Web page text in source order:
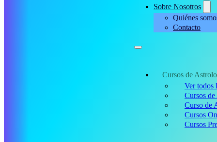
Sobre Nosotros
Quiénes
Contacto
Cursos de
Ver todos
Cursos
Curso de
Cursos
Cursos